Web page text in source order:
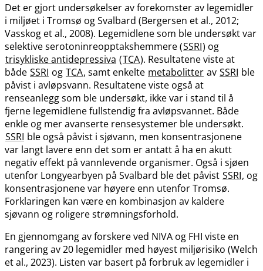
Det er gjort undersøkelser av forekomster av legemidler
i miljøet i Tromsø og Svalbard (Bergersen et al., 2012;
Vasskog et al., 2008). Legemidlene som ble undersøkt var
selektive serotoninreopptakshemmere (SSRI) og
trisykliske antidepressiva (TCA). Resultatene viste at
både SSRI og TCA, samt enkelte metabolitter av SSRI ble
påvist i avløpsvann. Resultatene viste også at
renseanlegg som ble undersøkt, ikke var i stand til å
fjerne legemidlene fullstendig fra avløpsvannet. Både
enkle og mer avanserte rensesystemer ble undersøkt.
SSRI ble også påvist i sjøvann, men konsentrasjonene
var langt lavere enn det som er antatt å ha en akutt
negativ effekt på vannlevende organismer. Også i sjøen
utenfor Longyearbyen på Svalbard ble det påvist SSRI, og
konsentrasjonene var høyere enn utenfor Tromsø.
Forklaringen kan være en kombinasjon av kaldere
sjøvann og roligere strømningsforhold.
En gjennomgang av forskere ved NIVA og FHI viste en
rangering av 20 legemidler med høyest miljørisiko (Welch
et al., 2023). Listen var basert på forbruk av legemidler i